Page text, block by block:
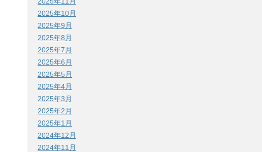
2025年10月
2025年9月
2025年8月
2025年7月
2025年6月
2025年5月
2025年4月
2025年3月
2025年2月
2025年1月
2024年12月
2024年11月